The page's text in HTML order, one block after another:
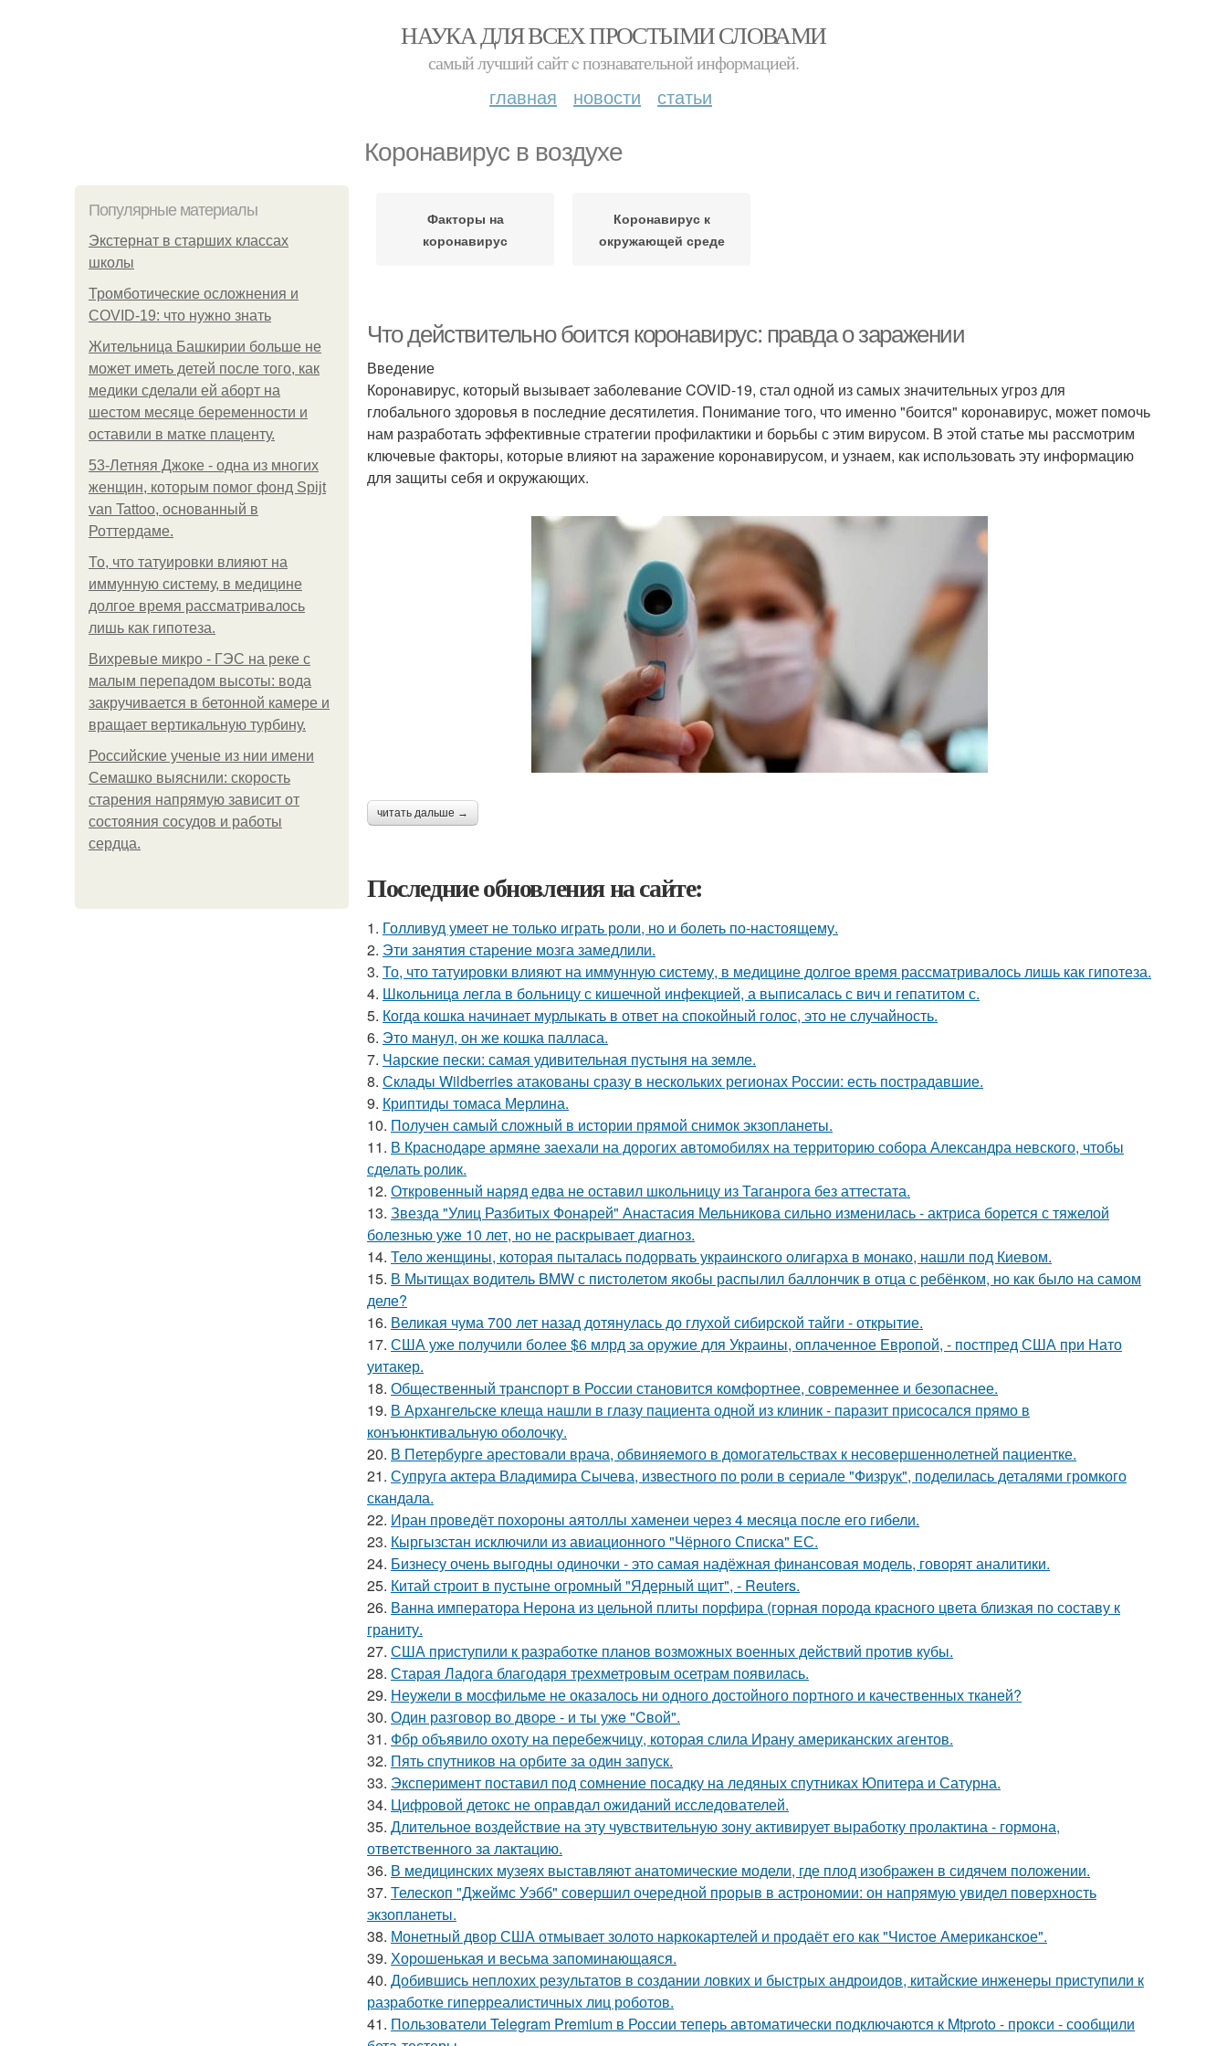
НАУКА ДЛЯ ВСЕХ ПРОСТЫМИ СЛОВАМИ
самый лучший сайт c познавательной информацией.
главная новости статьи
Коронавирус в воздухе
Популярные материалы
Экстернат в старших классах
школы
Тромботические осложнения и
COVID-19: что нужно знать
Жительница Башкирии больше не
может иметь детей после того, как
медики сделали ей аборт на
шестом месяце беременности и
оставили в матке плаценту.
53-Летняя Джоке - одна из многих
женщин, которым помог фонд Spijt
van Tattoo, основанный в
Роттердаме.
То, что татуировки влияют на
иммунную систему, в медицине
долгое время рассматривалось
лишь как гипотеза.
Вихревые микро - ГЭС на реке с
малым перепадом высоты: вода
закручивается в бетонной камере и
вращает вертикальную турбину.
Российские ученые из нии имени
Семашко выяснили: скорость
старения напрямую зависит от
состояния сосудов и работы
сердца.
Факторы на
коронавирус
Коронавирус к
окружающей среде
Что действительно боится коронавирус: правда о заражении
Введение
Коронавирус, который вызывает заболевание COVID-19, стал одной из самых значительных угроз для
глобального здоровья в последние десятилетия. Понимание того, что именно "боится" коронавирус, может помочь
нам разработать эффективные стратегии профилактики и борьбы с этим вирусом. В этой статье мы рассмотрим
ключевые факторы, которые влияют на заражение коронавирусом, и узнаем, как использовать эту информацию
для защиты себя и окружающих.
читать дальше →
Последние обновления на сайте:
1. Голливуд умеет не только играть роли, но и болеть по-настоящему.
2. Эти занятия старение мозга замедлили.
3. То, что татуировки влияют на иммунную систему, в медицине долгое время рассматривалось лишь как гипотеза.
4. Шкoльницa легла в больницу с кишечной инфекцией, а выписалась с вич и гепатитом с.
5. Когда кошка начинает мурлыкать в ответ на спокойный голос, это не случайность.
6. Это манул, он же кошка палласа.
7. Чарские пески: самая удивительная пустыня на земле.
8. Склады Wildberries атакованы сразу в нескольких регионах России: есть пострадавшие.
9. Криптиды томаса Мерлина.
10. Получен самый сложный в истории прямой снимок экзопланеты.
11. В Краснодаре армяне заехали на дорогих автомобилях на территорию собора Александра невского, чтобы
сделать ролик.
12. Откровенный наряд едва не оставил школьницу из Таганрога без аттестата.
13. Звезда "Улиц Разбитых Фонарей" Анастасия Мельникова сильно изменилась - актриса борется с тяжелой
болезнью уже 10 лет, но не раскрывает диагноз.
14. Тело женщины, которая пыталась подорвать украинского олигарха в монако, нашли под Киевом.
15. В Мытищах водитель BMW с пистолетом якобы распылил баллончик в отца с ребёнком, но как было на самом
деле?
16. Великая чума 700 лет назад дотянулась до глухой сибирской тайги - открытие.
17. США уже получили более $6 млрд за оружие для Украины, оплаченное Европой, - постпред США при Нато
уитакер.
18. Общественный транспорт в России становится комфортнее, современнее и безопаснее.
19. В Архангельске клеща нашли в глазу пациента одной из клиник - паразит присосался прямо в
конъюнктивальную оболочку.
20. В Петербурге арестовали врача, обвиняемого в домогательствах к несовершеннолетней пациентке.
21. Супруга актера Владимира Сычева, известного по роли в сериале "Физрук", поделилась деталями громкого
скандала.
22. Иран проведёт похороны аятоллы хаменеи через 4 месяца после его гибели.
23. Кыргызстан исключили из авиационного "Чёрного Списка" ЕС.
24. Бизнесу очень выгодны одиночки - это самая надёжная финансовая модель, говорят аналитики.
25. Китай строит в пустыне огромный "Ядерный щит", - Reuters.
26. Ванна императора Нерона из цельной плиты порфира (горная порода красного цвета близкая по составу к
граниту.
27. США приступили к разработке планов возможных военных действий против кубы.
28. Старая Ладога благодаря трехметровым осетрам появилась.
29. Неужели в мосфильме не оказалось ни одного достойного портного и качественных тканей?
30. Один разговoр во двоpе - и ты ужe "Cвой".
31. Фбр объявило охоту на перебежчицу, которая слила Ирану американских агентов.
32. Пять спутников на орбите за один запуск.
33. Эксперимент поставил под сомнение посадку на ледяных спутниках Юпитера и Сатурна.
34. Цифровой детокс не оправдал ожиданий исследователей.
35. Длительное воздействие на эту чувствительную зону активирует выработку пролактина - гормона,
ответственного за лактацию.
36. В медицинских музеях выставляют анатомические модели, где плод изображен в сидячем положении.
37. Телескоп "Джеймс Уэбб" совершил очередной прорыв в астрономии: он напрямую увидел поверхность
экзопланеты.
38. Монетный двор США отмывает золото наркокартелей и продаёт его как "Чистое Американское".
39. Хорoшенькая и весьма запоминaющаяся.
40. Добившись неплохих результатов в создании ловких и быстрых андроидов, китайские инженеры приступили к
разработке гиперреалистичных лиц роботов.
41. Пользователи Telegram Premium в России теперь автоматически подключаются к Mtproto - прокси - сообщили